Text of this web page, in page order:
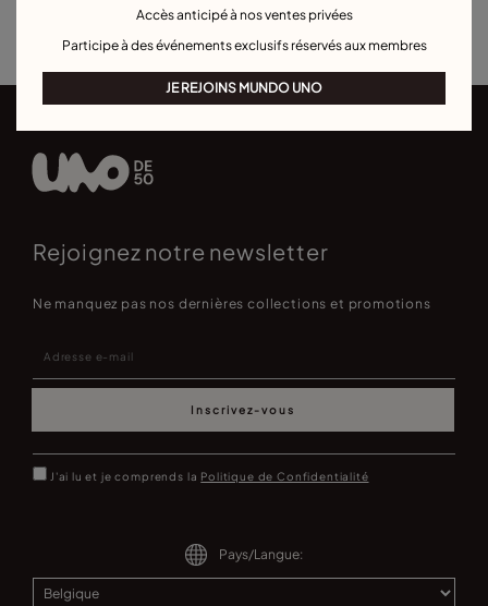
Best sellers boucles d'oreilles Pour occasions spéciales
Rejoignez notre newsletter
Ne manquez pas nos dernières collections et promotions
Inscrivez-vous
J'ai lu et je comprends la Politique de Confidentialité
Pays/Langue:
Accès anticipé à nos ventes privées
Participe à des événements exclusifs réservés aux membres
JE REJOINS MUNDO UNO